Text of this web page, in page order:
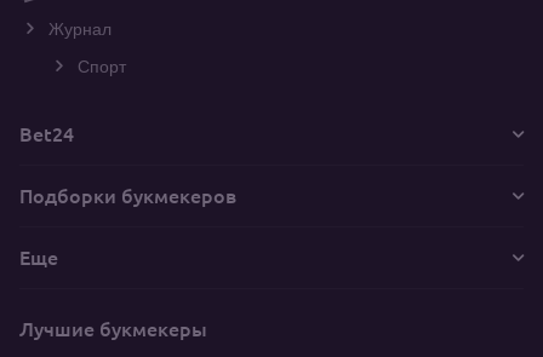
Журнал
Спорт
Bet24
Подборки букмекеров
Еще
Лучшие букмекеры